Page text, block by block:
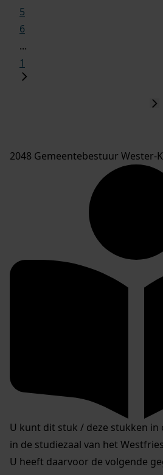
5
6
...
1
2048 Gemeentebestuur Wester-
U kunt dit stuk / deze stukken
in de studiezaal van het
U heeft daarvoor de volgende